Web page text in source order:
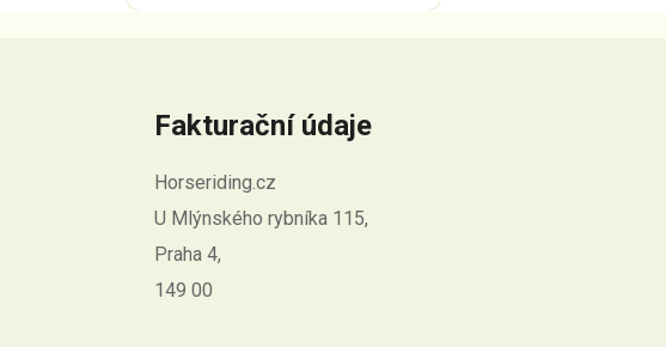
Fakturační údaje
Horseriding.cz
U Mlýnského rybníka 115,
Praha 4,
149 00